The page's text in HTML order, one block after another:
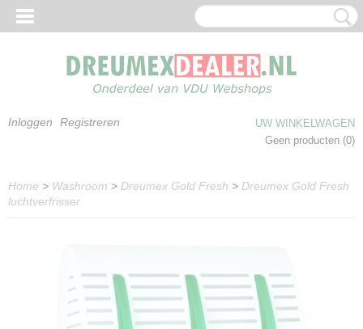
Inloggen Registreren
UW WINKELWAGEN
Geen producten (0)
Home > Washroom > Dreumex Gold Fresh > Dreumex Gold Fresh
luchtverfrisser